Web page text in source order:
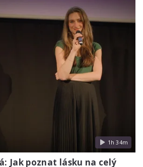
1h 34m
Jak poznat lásku na celý